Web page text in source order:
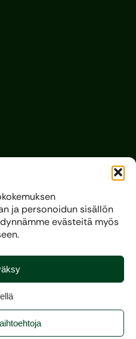
ja personoidun sisällön
evästeitä myös